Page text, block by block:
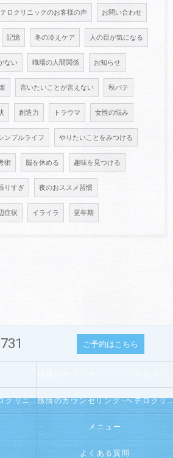
ロクリニックのお客様の声 お問い合わせ
記憶 冬の冷えケア 人の目が気になる
ない 職場の人間関係 お知らせ
言いたいことが言えない 秋バテ
創造力 トラウマ 女性の悩み
ンプルライフ やりたいことをみつける
術 脳を休める 趣味を見つける
りすぎ 夜のおススメ習慣
症状 イライラ 更年期
ご予約はこちら
感情カウンセリング･ヘテロクリニックの評判 感情のカウンセリング･ヘテロクリニックのお客様の声
メニュー
よくある質問